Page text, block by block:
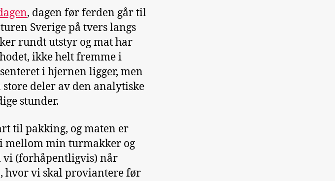
, dagen før ferden går til
Sverige på tvers langs
rundt utstyr og mat har
ikke helt fremme i
i hjernen ligger, men
deler av den analytiske
stunder.
til pakking, og maten er
mellom min turmakker og
vi (forhåpentligvis) når
hvor vi skal proviantere før